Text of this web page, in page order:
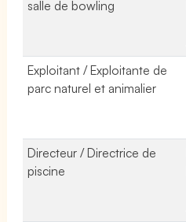
salle de bowling
Exploitant / Exploitante de
parc naturel et animalier
Directeur / Directrice de
piscine